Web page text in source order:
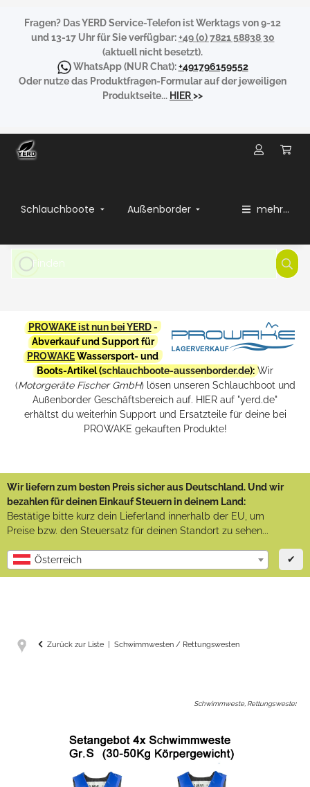
Fragen? Das YERD Service-Telefon ist Werktags von 9-12
und 13-17 Uhr für Sie verfügbar:+49 (0) 7821 58838 30
(aktuell nicht besetzt).
WhatsApp(NUR Chat):+491796159552
Oder nutze das Produktfragen-Formular auf der jeweiligen
Produktseite... HIER>>
Schlauchboote Außenborder mehr...
PROWAKE ist nun bei YERD-
Abverkauf und Support für
PROWAKEWassersport- und
Boots-Artikel (schlauchboote-aussenborder.de): Wir
(Motorgeräte Fischer GmbH) lösen unseren Schlauchboot und
Außenborder Geschäftsbereich auf. HIER auf "yerd.de"
erhältst du weiterhin Support und Ersatzteile für deine bei
PROWAKE gekauften Produkte!
Wir liefern zum besten Preis sicher aus Deutschland. Und wir
bezahlen für deinen Einkauf Steuern in deinem Land:
Bestätige bitte kurz dein Lieferland innerhalb der EU, um
Preise bzw. den Steuersatz für deinen Standort zu sehen...
Österreich ✔
Zurück zur Liste Schwimmwesten / Rettungswesten
Schwimmweste, Rettungsweste: